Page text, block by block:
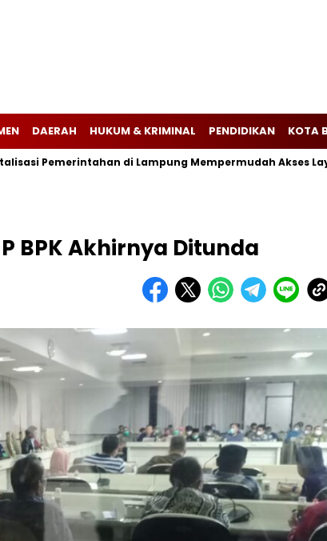
DAERAH HUKUM & KRIMINAL PENDIDIKAN KOTA
Pemerintahan di Lampung Mempermudah Akses
BPK Akhirnya Ditunda